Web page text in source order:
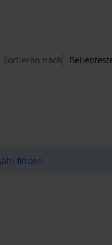
Sortieren nach
finden.